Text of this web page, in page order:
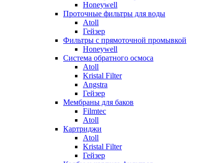
Honeywell
Проточные фильтры для воды
Atoll
Гейзер
Фильтры с прямоточной промывкой
Honeywell
Система обратного осмоса
Atoll
Kristal Filter
Angstra
Гейзер
Мембраны для баков
Filmtec
Atoll
Картриджи
Atoll
Kristal Filter
Гейзер